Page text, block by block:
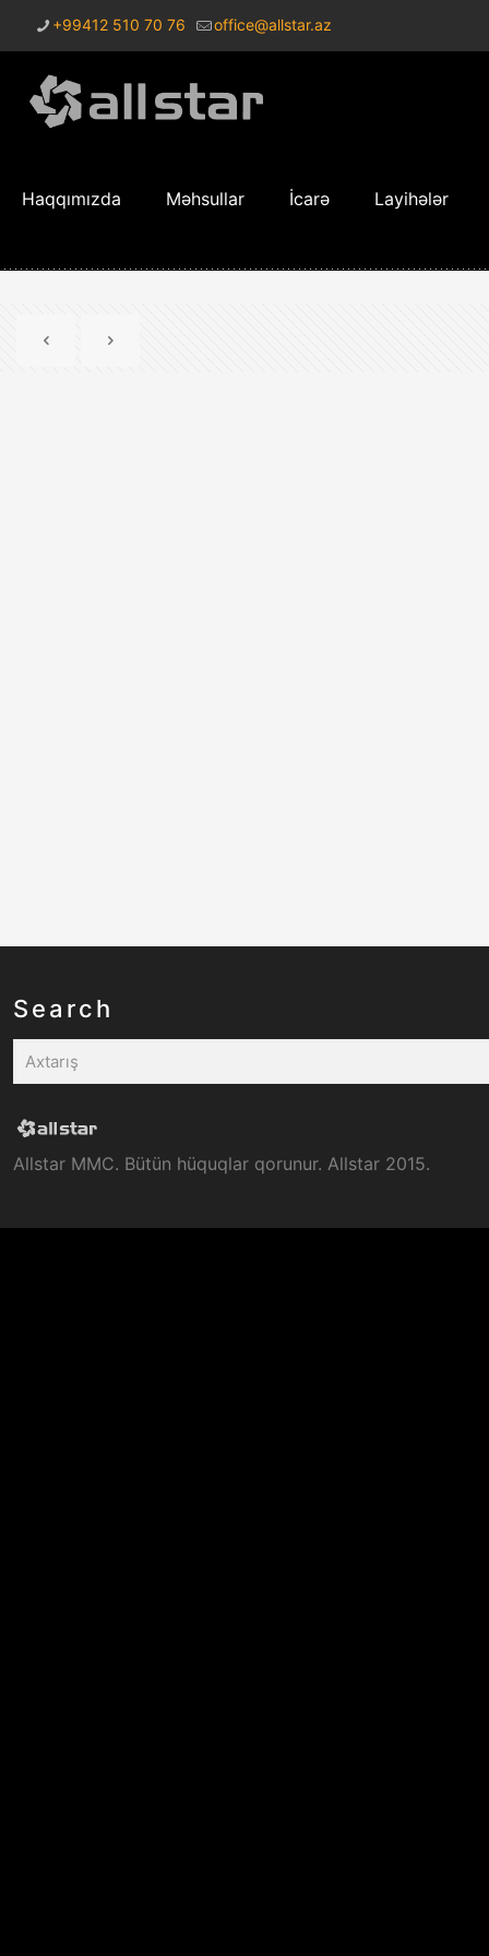
+99412 510 70 76 office@allstar.az
Haqqımızda Məhsullar İcarə Layihələr
Search
Allstar MMC. Bütün hüquqlar qorunur. Allstar 2015.